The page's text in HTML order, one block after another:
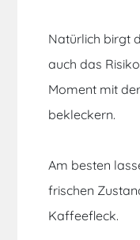
Natürlich birgt
auch das
Moment mit
bekleckern.
Am besten
frischen
Kaffeefleck.